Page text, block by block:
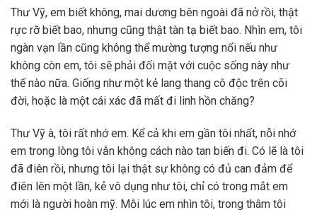
Thư Vỹ, em biết không, mai dương bên ngoài đã nở rồi, thật
rực rỡ biết bao, nhưng cũng thật tàn tạ biết bao. Nhìn em, tôi
ngàn vạn lần cũng không thể mường tượng nổi nếu như
không còn em, tôi sẽ phải đối mặt với cuộc sống này như
thế nào nữa. Giống như một kẻ lang thang cô độc trên cõi
đời, hoặc là một cái xác đã mất đi linh hồn chăng?
Thư Vỹ à, tôi rất nhớ em. Kể cả khi em gần tôi nhất, nỗi nhớ
em trong lòng tôi vẫn không cách nào tan biến đi. Có lẽ là tôi
đã điên rồi, nhưng tôi lại thật sự không có đủ can đảm để
điên lên một lần, kẻ vô dụng như tôi, chỉ có trong mắt em
mới là người hoàn mỹ. Mỗi lúc em nhìn tôi, trong thâm tôi